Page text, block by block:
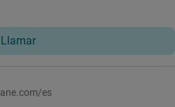
Llamar
es